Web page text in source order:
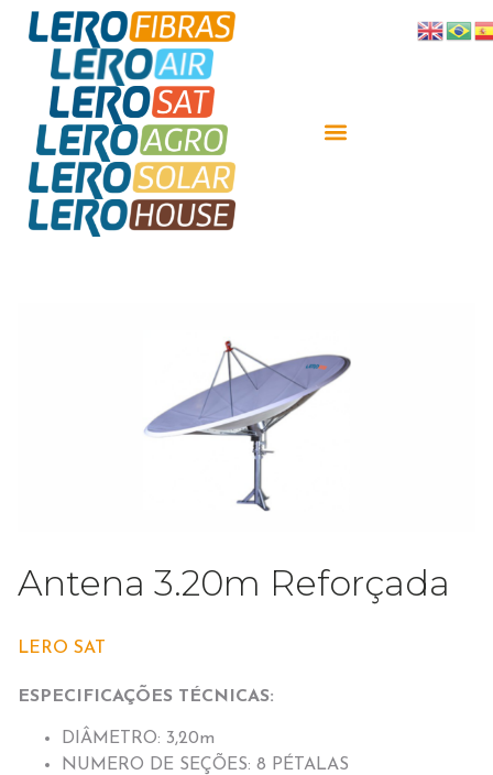
Antena 3.20m Reforçada
LERO SAT
ESPECIFICAÇÕES TÉCNICAS:
DIÂMETRO: 3,20m
NUMERO DE SEÇÕES: 8 PÉTALAS